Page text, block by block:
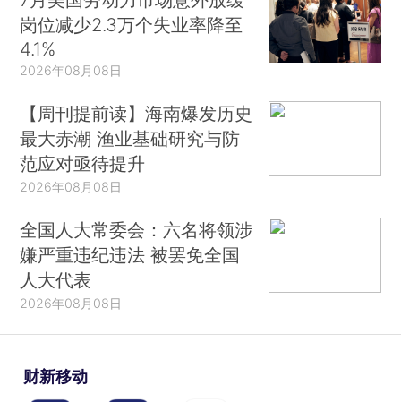
岗位减少2.3万个失业率降至
4.1%
2026年08月08日
【周刊提前读】海南爆发历史
最大赤潮 渔业基础研究与防
范应对亟待提升
2026年08月08日
全国人大常委会：六名将领涉
嫌严重违纪违法 被罢免全国
人大代表
2026年08月08日
财新移动